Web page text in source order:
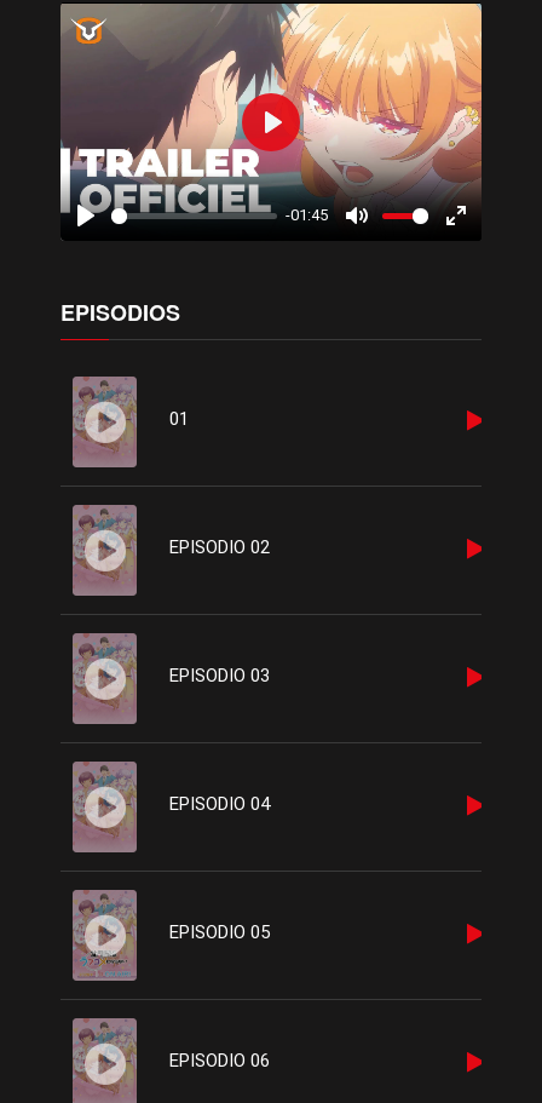
Play
-01:45
Mute
Enter
Play
EPISODIOS
01
EPISODIO 02
EPISODIO 03
EPISODIO 04
EPISODIO 05
EPISODIO 06